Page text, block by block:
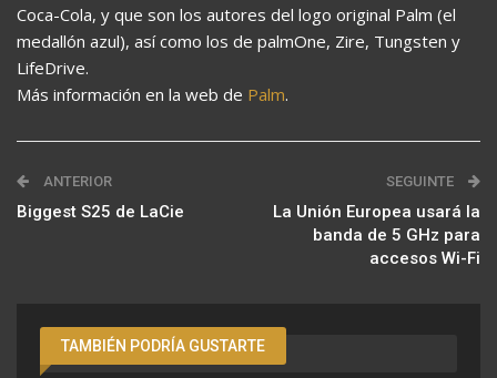
Coca-Cola, y que son los autores del logo original Palm (el
medallón azul), así como los de palmOne, Zire, Tungsten y
LifeDrive.
Más información en la web de Palm.
ANTERIOR
Biggest S25 de LaCie
SEGUINTE
La Unión Europea usará la
banda de 5 GHz para
accesos Wi-Fi
TAMBIÉN PODRÍA GUSTARTE